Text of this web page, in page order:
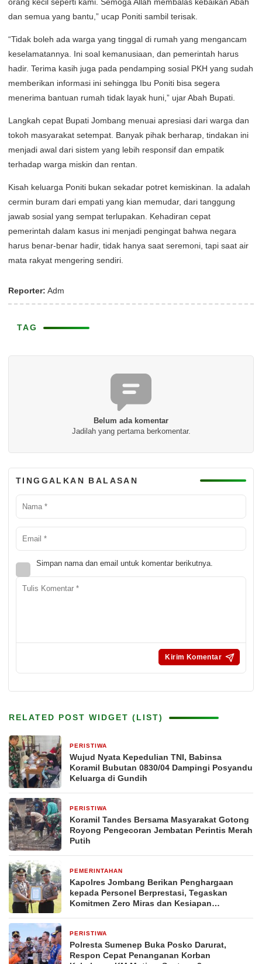
dan semua yang bantu,” ucap Poniti sambil terisak.
“Tidak boleh ada warga yang tinggal di rumah yang mengancam
keselamatannya. Ini soal kemanusiaan, dan pemerintah harus
hadir. Terima kasih juga pada pendamping sosial PKH yang sudah
memberikan informasi ini sehingga Ibu Poniti bisa segera
menerima bantuan rumah tidak layak huni,” ujar Abah Bupati.
Langkah cepat Bupati Jombang menuai apresiasi dari warga dan
tokoh masyarakat setempat. Banyak pihak berharap, tindakan ini
menjadi awal dari sistem yang lebih responsif dan empatik
terhadap warga miskin dan rentan.
Kisah keluarga Poniti bukan sekadar potret kemiskinan. Ia adalah
cermin buram dari empati yang kian memudar, dari tanggung
jawab sosial yang sempat terlupakan. Kehadiran cepat
pemerintah dalam kasus ini menjadi pengingat bahwa negara
harus benar-benar hadir, tidak hanya saat seremoni, tapi saat air
mata rakyat mengering sendiri.
Reporter: Adm
TAG
Belum ada komentar
Jadilah yang pertama berkomentar.
TINGGALKAN BALASAN
Simpan nama dan email untuk komentar berikutnya.
RELATED POST WIDGET (LIST)
PERISTIWA
Wujud Nyata Kepedulian TNI, Babinsa
Koramil Bubutan 0830/04 Dampingi Posyandu
Keluarga di Gundih
PERISTIWA
Koramil Tandes Bersama Masyarakat Gotong
Royong Pengecoran Jembatan Perintis Merah
Putih
PEMERINTAHAN
Kapolres Jombang Berikan Penghargaan
kepada Personel Berprestasi, Tegaskan
Komitmen Zero Miras dan Kesiapan
PERISTIWA
Polresta Sumenep Buka Posko Darurat,
Respon Cepat Penanganan Korban